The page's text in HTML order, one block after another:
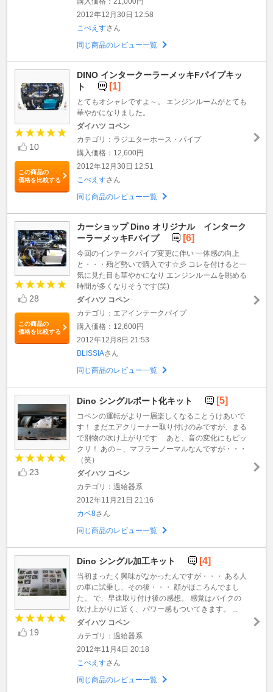
2012年12月30日 12:58
こぺえすさん
同じ商品のレビュー一覧
10
この商品の
価格を比較する
DINO インタークーラーメッキFパイプキッ
ト
[1]
とてもオシャレですよ～。 エンジンルームがとても
華やかになりました。
ダイハツ コペン
カテゴリ：ラジエターホース・パイプ
購入価格：12,600円
2012年12月30日 12:51
こぺえすさん
同じ商品のレビュー一覧
28
この商品の
価格を比較する
カーショップ Dino オリジナル インターク
ーラーメッキFパイプ
[6]
今回のインテークパイプ変更に伴い 一体感の向上
と・・・殆ど勢いで購入です☆彡 コレを付けると一
気に見た目も華やかになり エンジンルームを眺める
時間が多くなりそうです(笑)
ダイハツ コペン
カテゴリ：エアインテークパイプ
購入価格：12,600円
2012年12月8日 21:53
BLISSIAさん
同じ商品のレビュー一覧
23
Dino シングルポート化キット [5]
コペンの運転がより一層楽しくなることうけあいで
す！ まだエアクリーナー取り付けのみですが、まる
で別物の吹け上がりです あと、音の変化にもビッ
クリ！ あの～、マフラーノーマルなんですが・・・
（笑）
ダイハツ コペン
カテゴリ：過給器系
2012年11月21日 21:16
カベ8さん
同じ商品のレビュー一覧
19
Dino シングル加工キット [4]
当初まったく興味がなかったんですが・・・ ある人
の車に試乗し、その後・・・ 顔がほころんでまし
た。 で、早速取り付け後の感想。 感覚はバイクの
吹け上がりに近く、パワー感もついてきます。 ...
ダイハツ コペン
カテゴリ：過給器系
2012年11月4日 20:18
こぺえすさん
同じ商品のレビュー一覧